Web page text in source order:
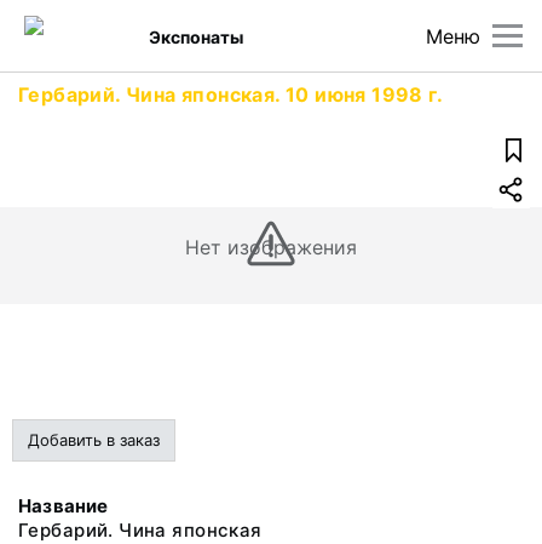
Меню
Экспонаты
Гербарий. Чина японская. 10 июня 1998 г.
Нет изображения
Добавить в заказ
Название
Гербарий. Чина японская